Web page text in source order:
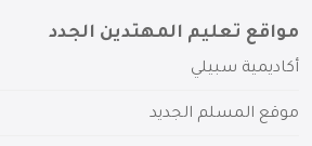
مواقع تعليم المهتدين الجدد
أكاديمية سبيلي
موقع المسلم الجديد